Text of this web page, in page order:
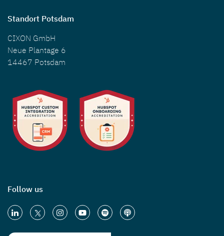
Standort Potsdam
CIXON GmbH
Neue Plantage 6
14467 Potsdam
Follow us